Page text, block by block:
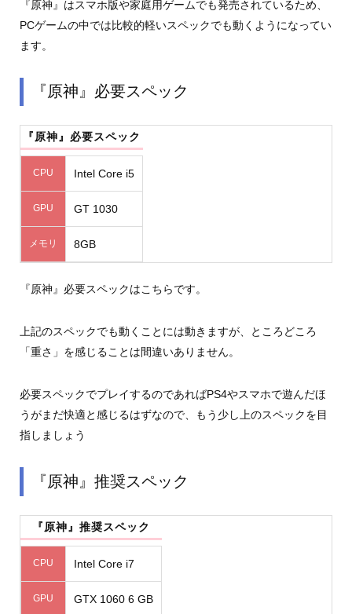
『原神』はスマホ版や家庭用ゲームでも発売されているため、
PCゲームの中では比較的軽いスペックでも動くようになってい
ます。
『原神』必要スペック
『原神』必要スペック
CPU Intel Core i5
GPU GT 1030
メモリ 8GB
『原神』必要スペックはこちらです。
上記のスペックでも動くことには動きますが、ところどころ
「重さ」を感じることは間違いありません。
必要スペックでプレイするのであればPS4やスマホで遊んだほ
うがまだ快適と感じるはずなので、もう少し上のスペックを目
指しましょう
『原神』推奨スペック
『原神』推奨スペック
CPU Intel Core i7
GPU GTX 1060 6 GB